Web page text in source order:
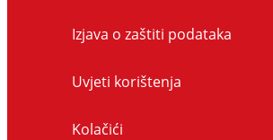
Izjava o zaštiti podataka
Uvjeti korištenja
Kolačići